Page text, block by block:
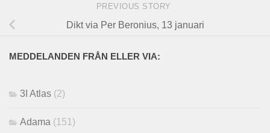
PREVIOUS STORY
Dikt via Per Beronius, 13 januari
MEDDELANDEN FRÅN ELLER VIA:
3I Atlas (2)
Adama (151)